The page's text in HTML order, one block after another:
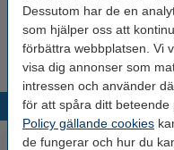
Dessutom har de en
som hjälper oss att
förbättra webbplatsen. Vi
visa dig annonser som
intressen och använder
för att spåra ditt
Policy gällande cookies
de fungerar och hur du
Extra information
Produktblad